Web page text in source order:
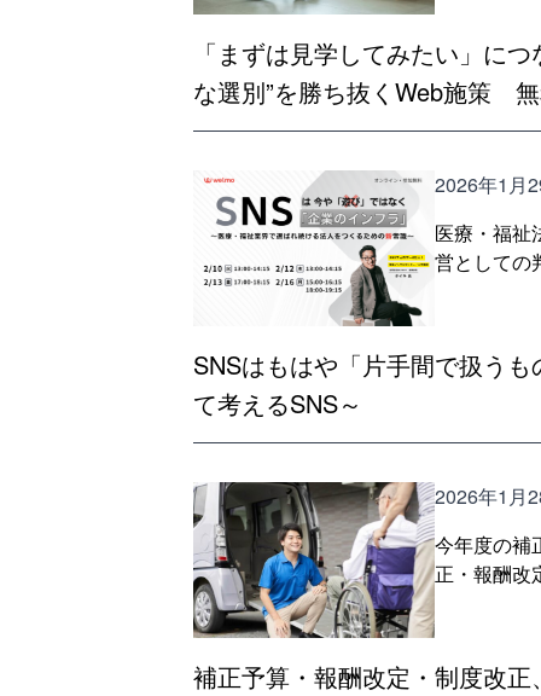
「まずは見学してみたい」に
な選別”を勝ち抜くWeb施策
2026年1月
医療・福祉
営としての
SNSはもはや「片手間で扱う
て考えるSNS～
2026年1月
今年度の補
正・報酬改
補正予算・報酬改定・制度改